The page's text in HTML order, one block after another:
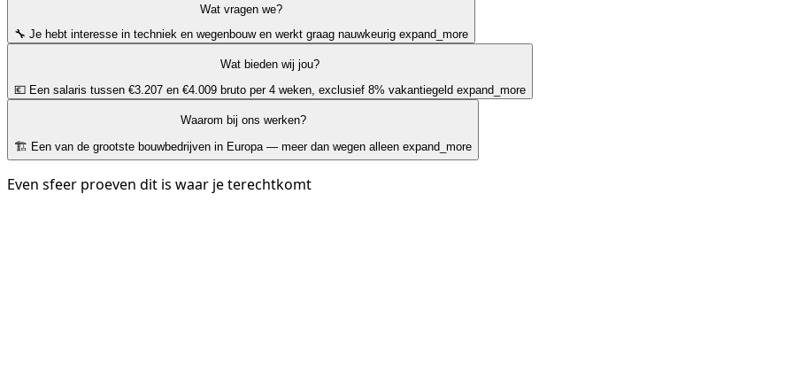
Wat vragen we?
🔧 Je hebt interesse in techniek en wegenbouw en werkt graag nauwkeurig expand_more
Wat bieden wij jou?
💶 Een salaris tussen €3.207 en €4.009 bruto per 4 weken, exclusief 8% vakantiegeld expand_more
Waarom bij ons werken?
🏗️ Een van de grootste bouwbedrijven in Europa — meer dan wegen alleen expand_more
Even sfeer proeven dit is waar je terechtkomt